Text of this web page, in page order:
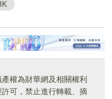
權為財華網及相關權利
可，禁止進行轉載、摘